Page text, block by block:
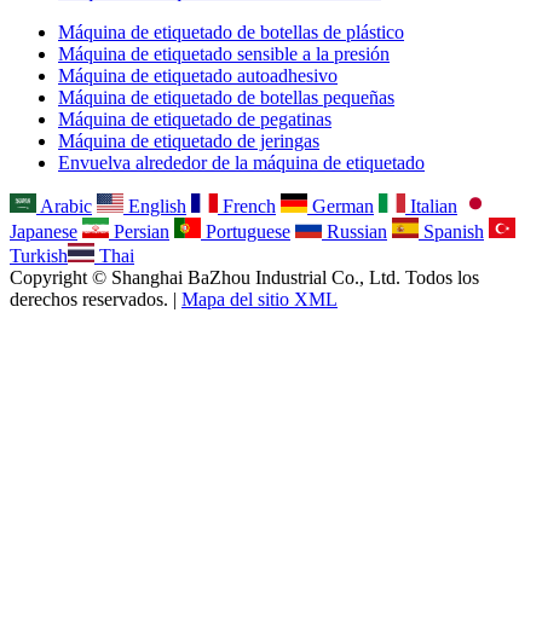
Máquina de etiquetado de botellas de plástico
Máquina de etiquetado sensible a la presión
Máquina de etiquetado autoadhesivo
Máquina de etiquetado de botellas pequeñas
Máquina de etiquetado de pegatinas
Máquina de etiquetado de jeringas
Envuelva alrededor de la máquina de etiquetado
Arabic English French German
Italian
Japanese
Persian Portuguese Russian
Spanish
Turkish
Thai
Copyright © Shanghai BaZhou Industrial Co., Ltd. Todos los
derechos reservados. | Mapa del sitio XML